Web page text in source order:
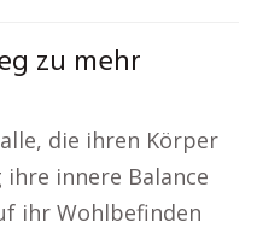
zu mehr
die ihren Körper
innere Balance
ihr Wohlbefinden